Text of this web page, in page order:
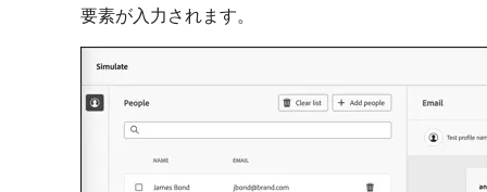
要素が入力されます。